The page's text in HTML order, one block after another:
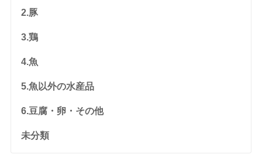
2.豚
3.鶏
4.魚
5.魚以外の水産品
6.豆腐・卵・その他
未分類